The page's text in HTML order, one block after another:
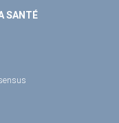
SANTÉ